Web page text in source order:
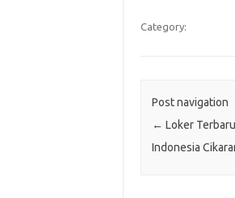
Category:
Post navigation
← Loker
Indonesia